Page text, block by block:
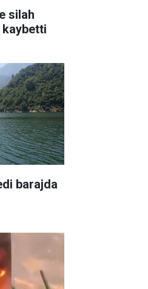
silah
kaybetti
barajda